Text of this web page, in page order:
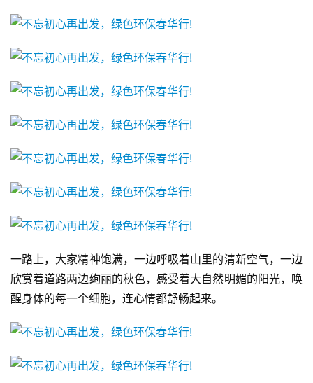
一路上，大家精神饱满，一边呼吸着山里的清新空气，一边
欣赏着道路两边绚丽的秋色，感受着大自然明媚的阳光，唤
醒身体的每一个细胞，连心情都舒畅起来。